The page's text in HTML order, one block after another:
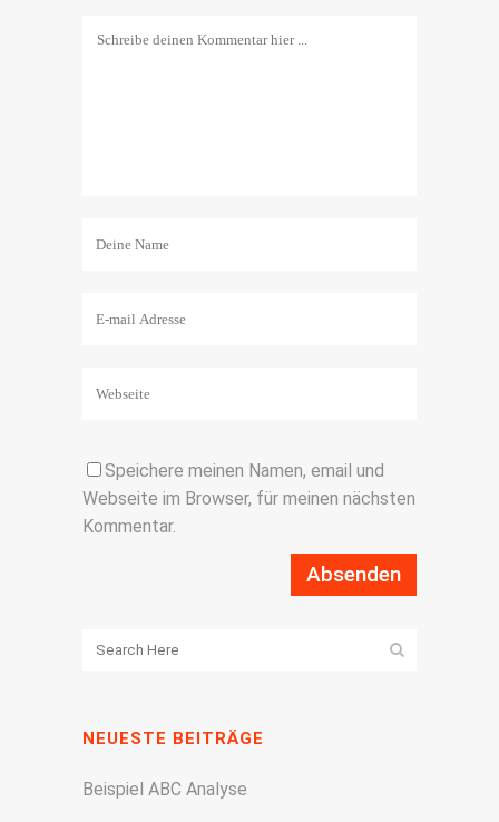
Speichere meinen Namen, email und
Webseite im Browser, für meinen nächsten
Kommentar.
NEUESTE BEITRÄGE
Beispiel ABC Analyse